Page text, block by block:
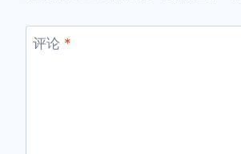
评论 *